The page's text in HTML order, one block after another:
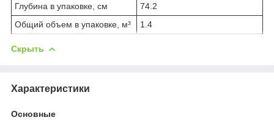
Глубина в упаковке, см
74.2
Общий объем в упаковке, м³
1.4
Скрыть
Характеристики
Основные